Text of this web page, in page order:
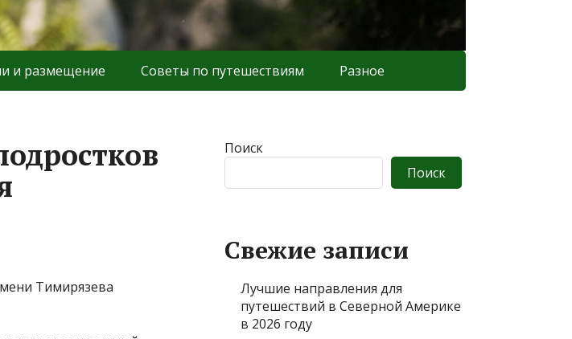
и размещение Советы по путешествиям Разное
Тимирязева
Поиск
Поиск
Свежие записи
Лучшие направления для
путешествий в Северной Америке
в 2026 году